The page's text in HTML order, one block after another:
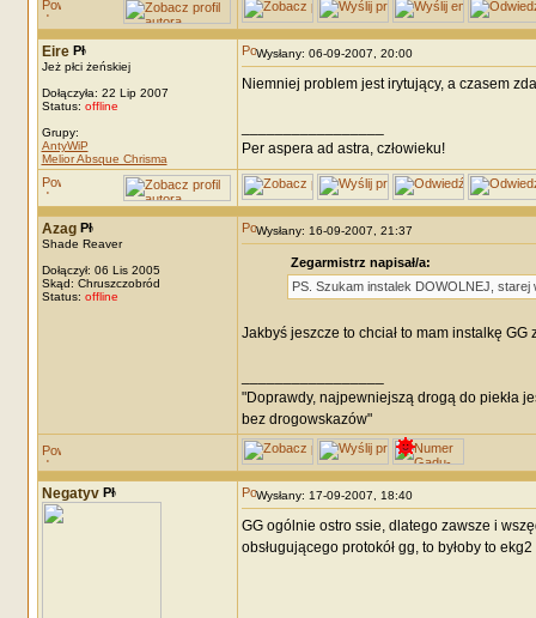
Eire
Jeż płci żeńskiej
Dołączyła: 22 Lip 2007
Status: offline
Grupy:
AntyWiP
Melior Absque Chrisma
Wysłany: 06-09-2007, 20:00
Niemniej problem jest irytujący, a czasem
Per aspera ad astra, człowieku!
Azag
Shade Reaver
Dołączył: 06 Lis 2005
Skąd: Chruszczobród
Status: offline
Wysłany: 16-09-2007, 21:37
Zegarmistrz napisał/a:
PS. Szukam instalek DOWOLNEJ, starej
Jakbyś jeszcze to chciał to mam instalkę GG
"Doprawdy, najpewniejszą drogą do piekła
bez drogowskazów"
Negatyv Wysłany: 17-09-2007, 18:40
GG ogólnie ostro ssie, dlatego zawsze i
obsługującego protokół gg, to byłoby to